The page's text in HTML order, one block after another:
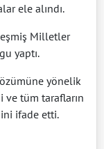
ele alındı.
Milletler
yaptı.
yönelik
tüm tarafların
ifade etti.